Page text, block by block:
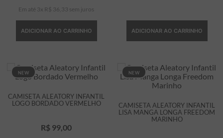
Em até 3 x R$ 36 33 sem juros
ADICIONAR AO CARRINHO ADICIONAR AO CARRINHO
NEW
CAMISETA ALEATORY INFANTIL
LOGO BORDADO VERMELHO
R$ 99,00
NEW
CAMISETA ALEATORY INFANTIL
LISA MANGA LONGA FREEDOM
MARINHO